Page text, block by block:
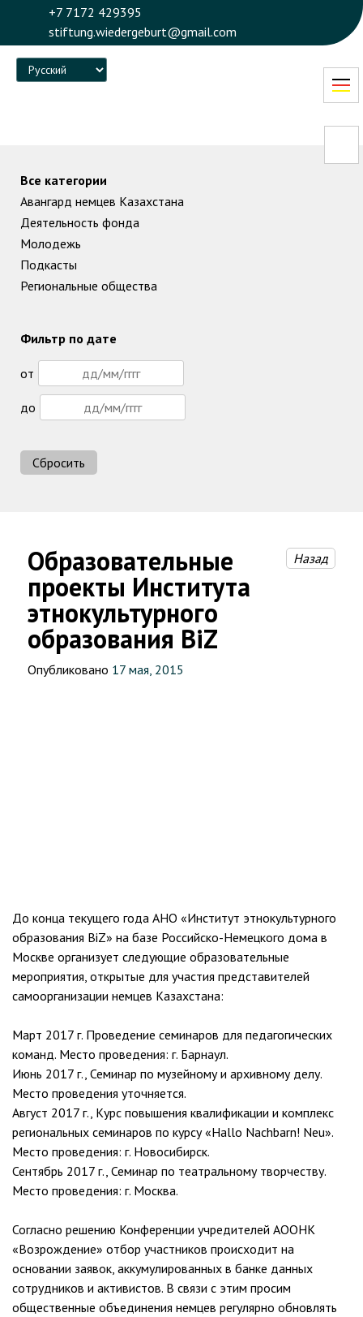
+7 7172 429395
stiftung.wiedergeburt@gmail.com
Language
Образовательные
проекты Института
этнокультурного
образования BiZ
Назад
Опубликовано 17 мая, 2015
До конца текущего года АНО «Институт этнокультурного
образования BiZ» на базе Российско-Немецкого дома в
Москве организует следующие образовательные
мероприятия, открытые для участия представителей
самоорганизации немцев Казахстана:
Март 2017 г. Проведение семинаров для педагогических
команд. Место проведения: г. Барнаул.
Июнь 2017 г., Семинар по музейному и архивному делу.
Место проведения уточняется.
Август 2017 г., Курс повышения квалификации и комплекс
региональных семинаров по курсу «Hallo Nachbarn! Neu».
Место проведения: г. Новосибирск.
Сентябрь 2017 г., Семинар по театральному творчеству.
Место проведения: г. Москва.
Согласно решению Конференции учредителей АООНК
«Возрождение» отбор участников происходит на
основании заявок, аккумулированных в банке данных
сотрудников и активистов. В связи с этим просим
общественные объединения немцев регулярно обновлять
Все категории
Авангард немцев Казахстана
Деятельность фонда
Молодежь
Подкасты
Региональные общества
Фильтр по дате
от
до
Сбросить